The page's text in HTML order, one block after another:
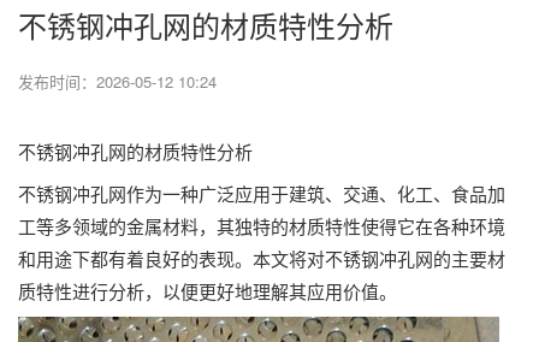
不锈钢冲孔网的材质特性分析
发布时间： 2026-05-12 10:24
不锈钢冲孔网的材质特性分析
不锈钢冲孔网作为一种广泛应用于建筑、交通、化工、食品加
工等多领域的金属材料，其独特的材质特性使得它在各种环境
和用途下都有着良好的表现。本文将对不锈钢冲孔网的主要材
质特性进行分析，以便更好地理解其应用价值。